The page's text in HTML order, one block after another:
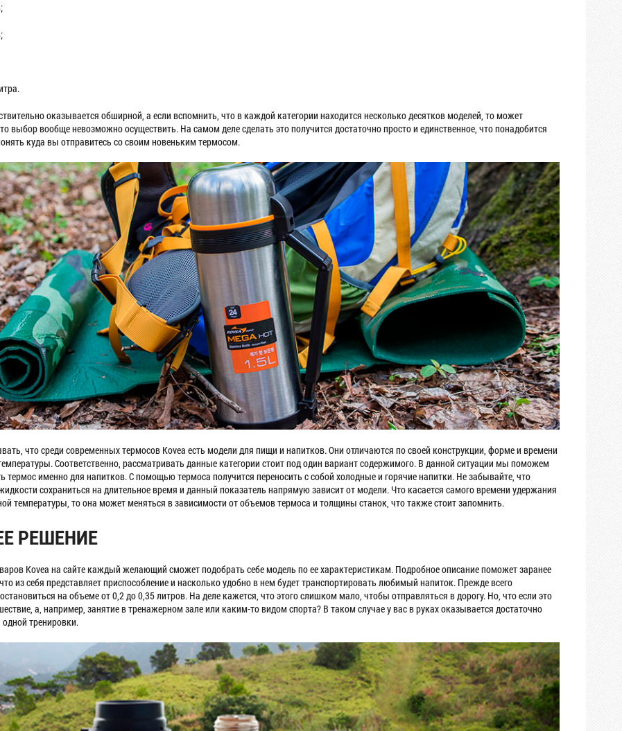
оказывается обширной, а если вспомнить, что в каждой категории находится несколько десятков моделей, то может
выбор вообще невозможно осуществить. На самом деле сделать это получится достаточно просто и единственное, что понадобится
куда вы отправитесь со своим новеньким термосом.
что среди современных термосов Kovea есть модели для пищи и напитков. Они отличаются по своей конструкции, форме и времени
Соответственно, рассматривать данные категории стоит под один вариант содержимого. В данной ситуации мы поможем
термос именно для напитков. С помощью термоса получится переносить с собой холодные и горячие напитки. Не забывайте, что
сохраниться на длительное время и данный показатель напрямую зависит от модели. Что касается самого времени удержания
температуры, то она может меняться в зависимости от объемов термоса и толщины станок, что также стоит запомнить.
РЕШЕНИЕ
Kovea на сайте каждый желающий сможет подобрать себе модель по ее характеристикам. Подробное описание поможет заранее
из себя представляет приспособление и насколько удобно в нем будет транспортировать любимый напиток. Прежде всего
на объеме от 0,2 до 0,35 литров. На деле кажется, что этого слишком мало, чтобы отправляться в дорогу. Но, что если это
а, например, занятие в тренажерном зале или каким-то видом спорта? В таком случае у вас в руках оказывается достаточно
тренировки.